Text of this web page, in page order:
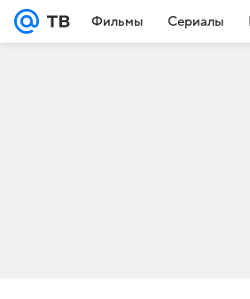
Фильмы Сериалы